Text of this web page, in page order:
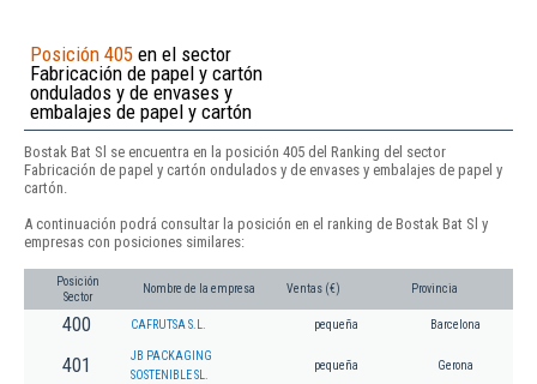
Posición 405 en el sector
Fabricación de papel y cartón
ondulados y de envases y
embalajes de papel y cartón
Bostak Bat Sl se encuentra en la posición 405 del Ranking del sector
Fabricación de papel y cartón ondulados y de envases y embalajes de papel y
cartón.
A continuación podrá consultar la posición en el ranking de Bostak Bat Sl y
empresas con posiciones similares:
Posición
Sector
Nombre de la empresa Ventas (€) Provincia
400 CAFRUTSA S.L. pequeña Barcelona
401
JB PACKAGING
SOSTENIBLE SL.
pequeña Gerona